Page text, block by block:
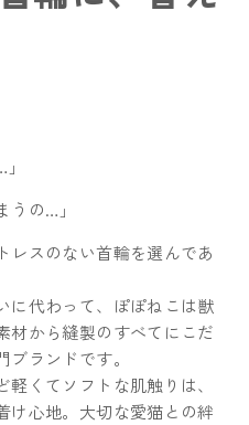
うの…」
レスのない首輪を選んであ
に代わって、ぽぽねこは獣
材から縫製のすべてにこだ
ランドです。
くてソフトな肌触りは、
け心地。大切な愛猫との絆